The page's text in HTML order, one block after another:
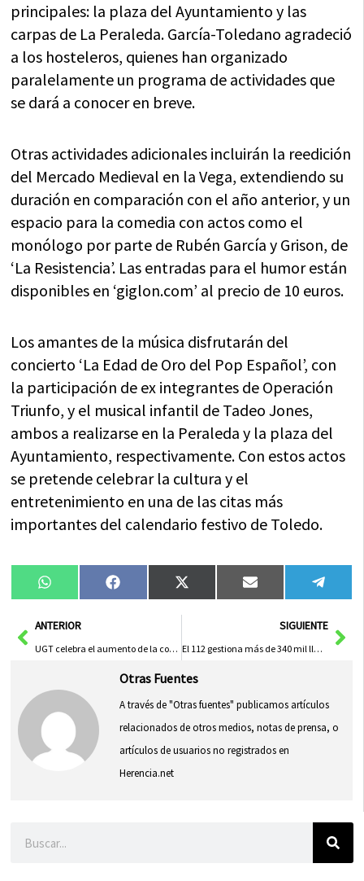
principales: la plaza del Ayuntamiento y las
carpas de La Peraleda. García-Toledano agradeció
a los hosteleros, quienes han organizado
paralelamente un programa de actividades que
se dará a conocer en breve.
Otras actividades adicionales incluirán la reedición
del Mercado Medieval en la Vega, extendiendo su
duración en comparación con el año anterior, y un
espacio para la comedia con actos como el
monólogo por parte de Rubén García y Grison, de
‘La Resistencia’. Las entradas para el humor están
disponibles en ‘giglon.com’ al precio de 10 euros.
Los amantes de la música disfrutarán del
concierto ‘La Edad de Oro del Pop Español’, con
la participación de ex integrantes de Operación
Triunfo, y el musical infantil de Tadeo Jones,
ambos a realizarse en la Peraleda y la plaza del
Ayuntamiento, respectivamente. Con estos actos
se pretende celebrar la cultura y el
entretenimiento en una de las citas más
importantes del calendario festivo de Toledo.
Compartir
en
WhatsAppCompartir
en
FacebookCompartir
en
X
(Twitter)
Compartir
en
Email
en
AntANTERIOR
UGT celebra el aumento de la cobertura de convenios colectivos en C-LM al 91,3%
SIGUIENTE
El 112 gestiona más de 340 mil llamadas de emergencia en el primer semestre de 2024
Otras Fuentes
A través de "Otras fuentes" publicamos artículos
relacionados de otros medios, notas de prensa, o
artículos de usuarios no registrados en
Herencia.net